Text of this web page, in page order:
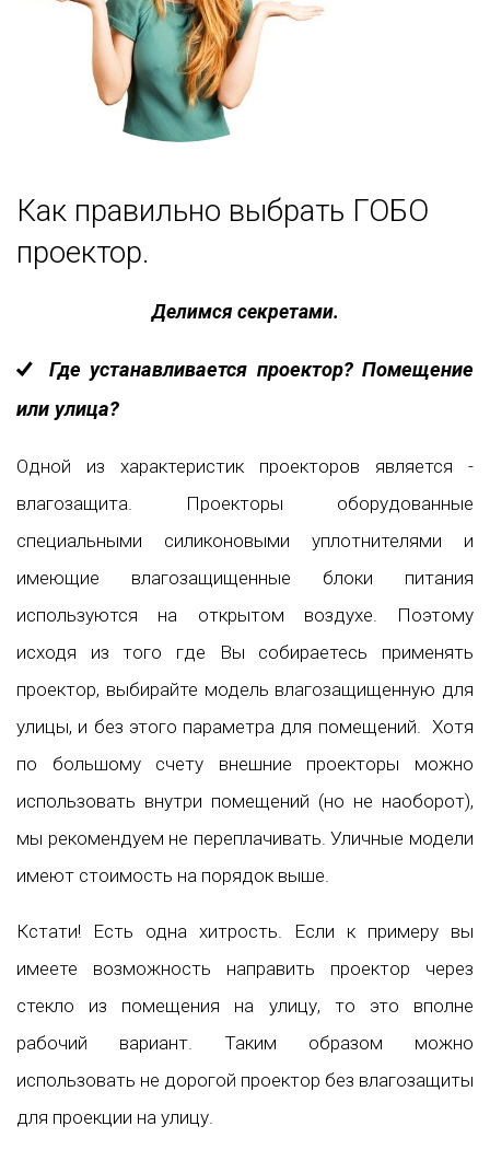
Как правильно выбрать ГОБО
проектор.
Делимся секретами.
Где устанавливается проектор? Помещение
или улица?
Одной из характеристик проекторов является -
влагозащита. Проекторы оборудованные
специальными силиконовыми уплотнителями и
имеющие влагозащищенные блоки питания
используются на открытом воздухе. Поэтому
исходя из того где Вы собираетесь применять
проектор, выбирайте модель влагозащищенную для
улицы, и без этого параметра для помещений. Хотя
по большому счету внешние проекторы можно
использовать внутри помещений (но не наоборот),
мы рекомендуем не переплачивать. Уличные модели
имеют стоимость на порядок выше.
Кстати! Есть одна хитрость. Если к примеру вы
имеете возможность направить проектор через
стекло из помещения на улицу, то это вполне
рабочий вариант. Таким образом можно
использовать не дорогой проектор без влагозащиты
для проекции на улицу.